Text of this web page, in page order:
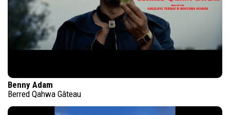
Benny Adam
Berred Qahwa Gâteau